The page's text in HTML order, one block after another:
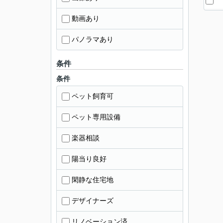
動画あり
パノラマあり
条件
条件
ペット飼育可
ペット専用設備
楽器相談
陽当り良好
閑静な住宅地
デザイナーズ